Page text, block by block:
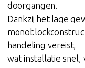
doorgangen.
Dankzij het lage
handeling vereist,
wat installatie snel,